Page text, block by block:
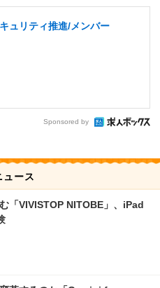
ュリティ推進/メンバー
Sponsored by
ュース
「VIVISTOP NITOBE」、iPad